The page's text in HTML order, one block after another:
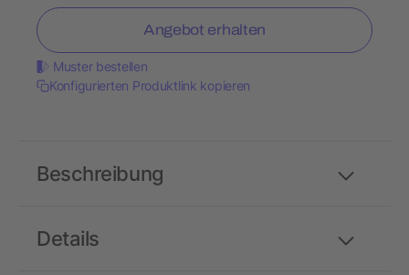
Angebot erhalten
Muster bestellen
Konfigurierten Produktlink kopieren
Details
Beschreibung